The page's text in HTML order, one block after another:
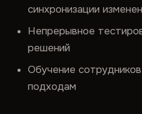
синхронизации
Непрерывное
решений
Обучение
подходам